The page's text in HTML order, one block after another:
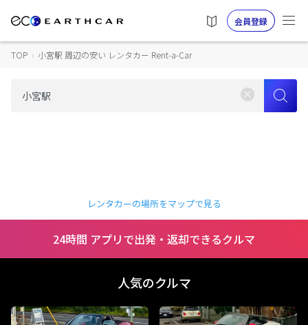
会員登録
TOP › 小宮駅 周辺の安い レンタカー Rent-a-Car
レンタカーの場所をマップで見る
24時間 アプリで出発・返却できるクルマ
人気のクルマ